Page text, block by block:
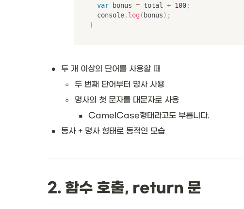
var bonus = total + 100;
	console
. log (bonus) ;
}
• 두 개 이상의 단어를 사용할 때
◦ 두 번째 단어부터 명사 사용
◦ 명사의 첫 문자를 대문자로 사용
▪ CamelCase형태라고도 부릅니다.
• 동사 + 명사 형태로 동적인 모습
2. 함수 호출, return 문